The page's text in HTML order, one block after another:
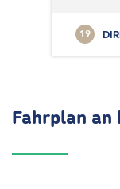
19
Fahrplan an